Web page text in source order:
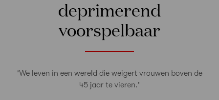
deprimerend
voorspelbaar
'We leven in een wereld die weigert vrouwen boven de
45 jaar te vieren.'